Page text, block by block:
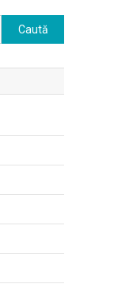
Caută
după: